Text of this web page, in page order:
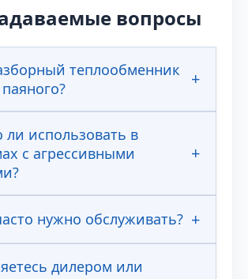
вопросы
теплообменник
использовать в
с агрессивными
нужно обслуживать?
дилером или